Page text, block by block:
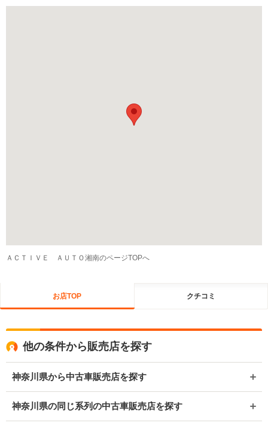
ＡＣＴＩＶＥ ＡＵＴＯ湘南のページTOPへ
お店TOP クチコミ
他の条件から販売店を探す
神奈川県から中古車販売店を探す
神奈川県の同じ系列の中古車販売店を探す